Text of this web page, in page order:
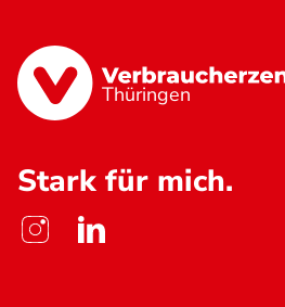
Thüringen
Stark für mich.